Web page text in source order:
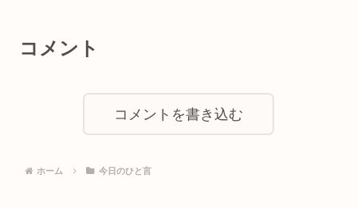
コメント
コメントを書き込む
ホーム 今日のひと言